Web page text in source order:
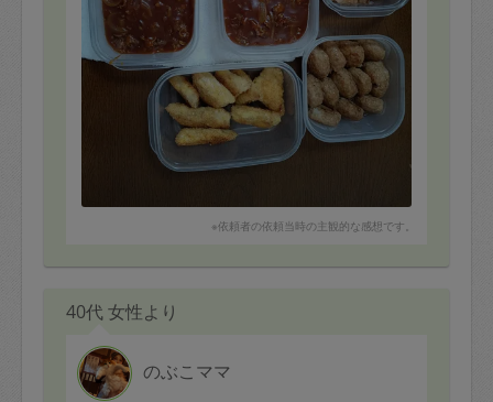
※依頼者の依頼当時の主観的な感想です。
40代 女性より
のぶこママ